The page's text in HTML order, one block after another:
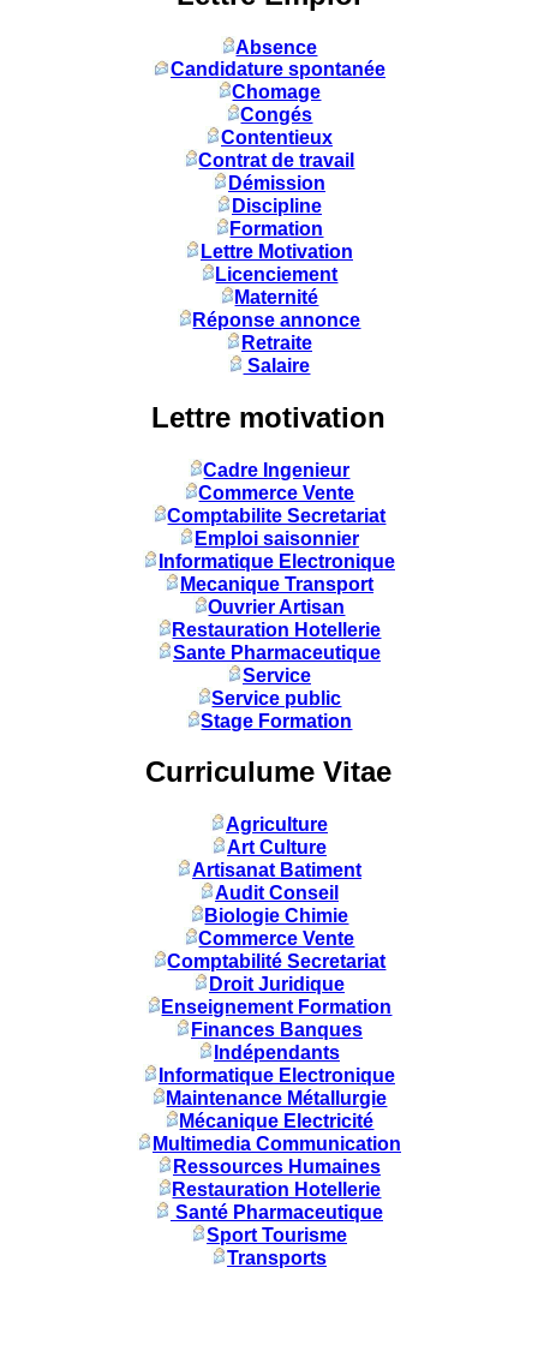
Absence
Candidature spontanée
Chomage
Congés
Contentieux
Contrat de travail
Démission
Discipline
Formation
Lettre Motivation
Licenciement
Maternité
Réponse annonce
Retraite
Salaire
Lettre motivation
Cadre Ingenieur
Commerce Vente
Comptabilite Secretariat
Emploi saisonnier
Informatique Electronique
Mecanique Transport
Ouvrier Artisan
Restauration Hotellerie
Sante Pharmaceutique
Service
Service public
Stage Formation
Curriculume Vitae
Agriculture
Art Culture
Artisanat Batiment
Audit Conseil
Biologie Chimie
Commerce Vente
Comptabilité Secretariat
Droit Juridique
Enseignement Formation
Finances Banques
Indépendants
Informatique Electronique
Maintenance Métallurgie
Mécanique Electricité
Multimedia Communication
Ressources Humaines
Restauration Hotellerie
Santé Pharmaceutique
Sport Tourisme
Transports